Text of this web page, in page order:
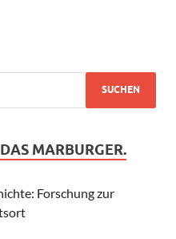
MARBURGER.
Forschung zur